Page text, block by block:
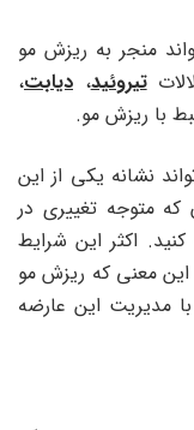
منجر به ریزش مو
تیروئید، دیابت،
با ریزش مو.
نشانه یکی از این
که متوجه تغییری در
اکثر این شرایط
معنی که ریزش مو
مدیریت این عارضه